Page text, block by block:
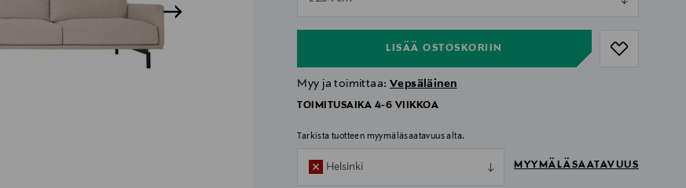
LISÄÄ OSTOSKORIIN
Myy ja toimittaa: Vepsäläinen
TOIMITUSAIKA 4-6 VIIKKOA
Tarkista tuotteen myymäläsaatavuus alta.
Helsinki MYYMÄLÄSAATAVUUS